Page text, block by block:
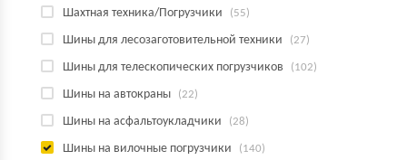
Шахтная техника/Погрузчики (55)
Шины для лесозаготовительной техники (27)
Шины для телескопических погрузчиков (102)
Шины на автокраны (22)
Шины на асфальтоукладчики (28)
Шины на вилочные погрузчики (140)